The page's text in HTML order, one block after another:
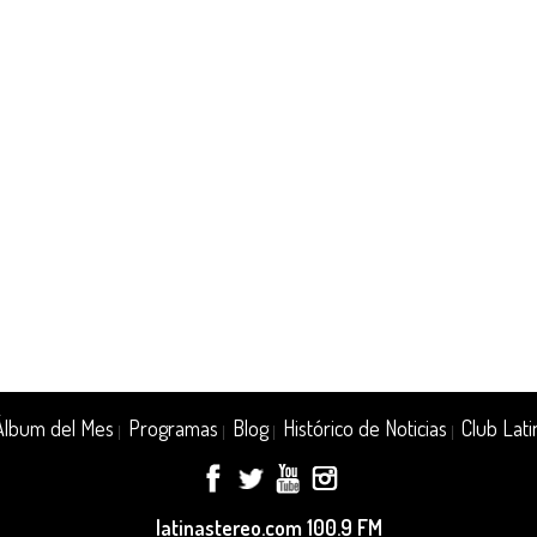
del Mes Programas Blog| Histórico de Noticias Club
latinastereo.com 100.9 FM